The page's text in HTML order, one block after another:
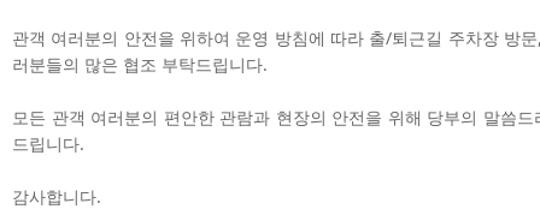
관객 여러분의 안전을 위하여 운영 방침에 따라 출/퇴근길 주차장 방
러분들의 많은 협조 부탁드립니다.
모든 관객 여러분의 편안한 관람과 현장의 안전을 위해 당부의 말씀
드립니다.
감사합니다.